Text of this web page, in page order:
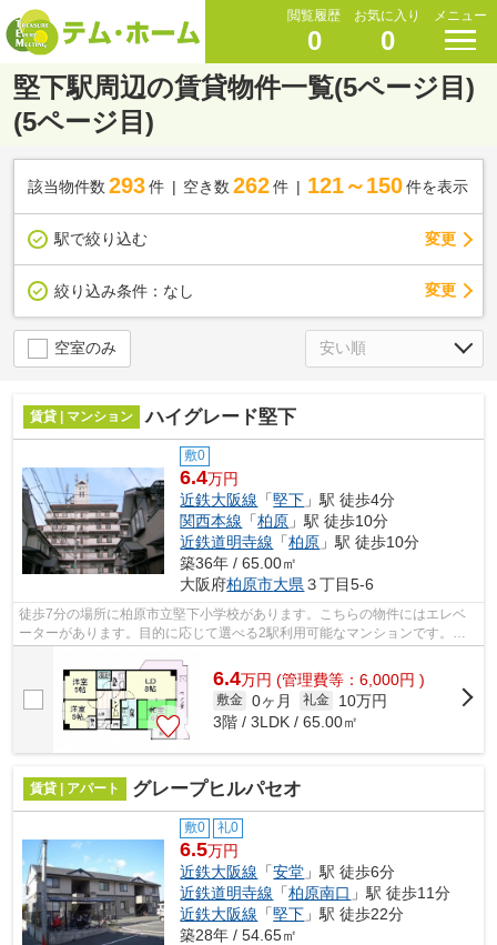
閲覧履歴
0
お気に入り
0
メニュー
堅下駅周辺の賃貸物件一覧(5ページ目)
(5ページ目)
該当物件数 293件 空き数 262 件 121～150 件を表示
駅で絞り込む 変更
絞り込み条件： なし 変更
空室のみ
賃貸 | マンション ハイグレード堅下
敷0
6.4万円
近鉄大阪線 「堅下 」駅 徒歩4分
関西本線 「柏原 」駅 徒歩10分
近鉄道明寺線 「柏原 」駅 徒歩10分
築36年 / 65.00㎡
大阪府柏原市大県 ３丁目5-6
徒歩7分の場所に柏原市立堅下小学校があります。こちらの物件にはエレベ
ーターがあります。目的に応じて選べる2駅利用可能なマンションです。賃
6.4万円 (管理費等：6,000円 )
敷金 0ヶ月 礼金
10万円
3階 / 3LDK / 65.00㎡
賃貸 | アパート グレープヒルパセオ
敷0 礼0
6.5万円
近鉄大阪線 「安堂 」駅 徒歩6分
近鉄道明寺線 「柏原南口 」駅 徒歩11分
近鉄大阪線 「堅下 」駅 徒歩22分
築28年 / 54.65㎡